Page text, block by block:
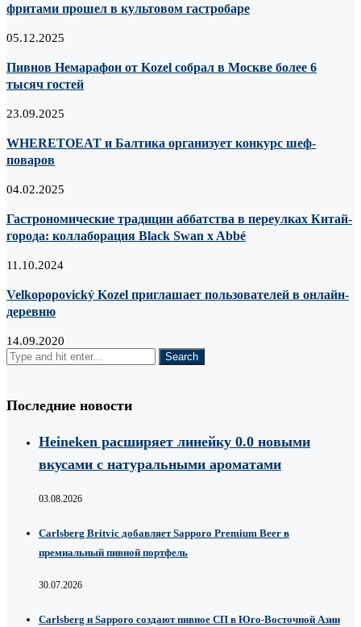
фритами прошел в культовом гастробаре
05.12.2025
Пивнов Немарафон от Kozel собрал в Москве более 6
тысяч гостей
23.09.2025
WHERETOEAT и Балтика организует конкурс шеф-
поваров
04.02.2025
Гастрономические традиции аббатства в переулках Китай-
города: коллаборация Black Swan x Abbé
11.10.2024
Velkopopovický Kozel приглашает пользователей в онлайн-
деревню
14.09.2020
Последние новости
Heineken расширяет линейку 0.0 новыми
вкусами с натуральными ароматами
03.08.2026
Carlsberg Britvic добавляет Sapporo Premium Beer в
премиальный пивной портфель
30.07.2026
Carlsberg и Sapporo создают пивное СП в Юго-Восточной Азии